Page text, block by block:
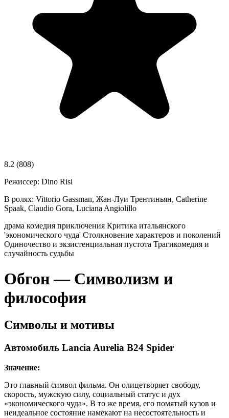
8.2 (808)
Режиссер: Dino Risi
В ролях: Vittorio Gassman, Жан-Луи Трентиньян, Catherine
Spaak, Claudio Gora, Luciana Angiolillo
драма комедия приключения Критика итальянского
'экономического чуда' Столкновение характеров и поколений
Одиночество и экзистенциальная пустота Трагикомедия и
случайность судьбы
Обгон — Символизм и
философия
Символы и мотивы
Автомобиль Lancia Aurelia B24 Spider
Значение:
Это главный символ фильма. Он олицетворяет свободу,
скорость, мужскую силу, социальный статус и дух
«экономического чуда». В то же время, его помятый кузов и
неидеальное состояние намекают на несостоятельность и